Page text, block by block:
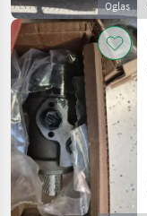
Oglas